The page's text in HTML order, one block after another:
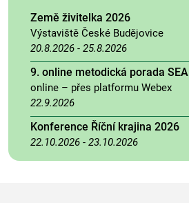
Země živitelka 2026
Výstaviště České Budějovice
20.8.2026 - 25.8.2026
9. online metodická porada SEA
online – přes platformu Webex
22.9.2026
Konference Říční krajina 2026
22.10.2026 - 23.10.2026